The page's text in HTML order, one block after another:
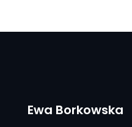
Ewa Borkowska